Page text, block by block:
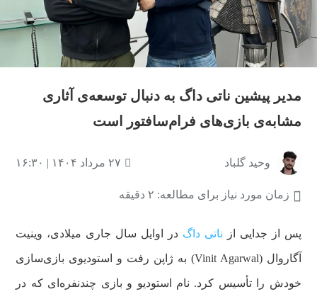
مدیر پیشین ناتی داگ به دنبال توسعه‌ی آثاری
مشابه‌ی بازی‌های فرام‌سافتور است
وحید گلباد ۲۷ مرداد ۱۴۰۴ | ۱۶:۳۰
زمان مورد نیاز برای مطالعه: ۲ دقیقه
پس از جدایی از ناتی داگ در اوایل سال جاری میلادی، وینیت
آگاروال (Vinit Agarwal) به ژاپن رفت و استودیوی بازی‌سازی
خودش را تأسیس کرد. نام استودیو و بازی چندنفره‌ای که در